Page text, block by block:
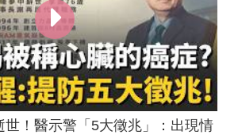
世！醫示警「5大徵兆」：出現情